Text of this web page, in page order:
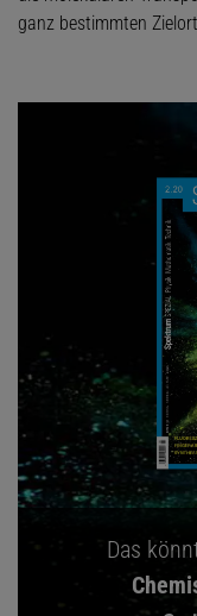
ganz bestimmten
Das